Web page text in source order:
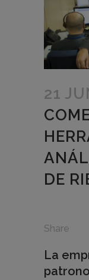
21
DE
Share
La